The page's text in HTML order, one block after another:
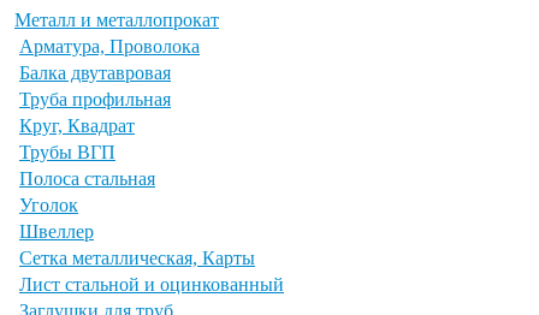
Металл и металлопрокат
Арматура, Проволока
Балка двутавровая
Труба профильная
Круг, Квадрат
Трубы ВГП
Полоса стальная
Уголок
Швеллер
Сетка металлическая, Карты
Лист стальной и оцинкованный
Заглушки для труб